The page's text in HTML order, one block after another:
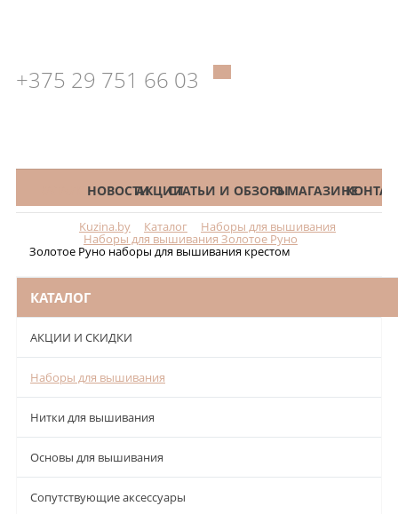
+375 29 751 66 03
КАТАЛОГНОВОСТИАКЦИИСТАТЬИ И ОБЗОРЫО МАГАЗИНЕ
Kuzina.by Каталог Наборы для вышивания
Наборы для вышивания Золотое Руно
Золотое Руно наборы для вышивания крестом
КАТАЛОГ
АКЦИИ И СКИДКИ
Наборы для вышивания
Нитки для вышивания
Основы для вышивания
Сопутствующие аксессуары